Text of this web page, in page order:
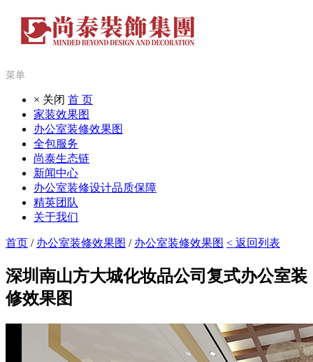
菜单
× 关闭 首 页
家装效果图
办公室装修效果图
全包服务
尚泰生态链
新闻中心
办公室装修设计品质保障
精英团队
关于我们
首页 / 办公室装修效果图 / 办公室装修效果图 < 返回列表
深圳南山方大城化妆品公司复式办公室装
修效果图